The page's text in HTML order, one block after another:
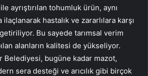
ayrıştırılan tohumluk ürün, aynı
hastalık ve zararlılara karşı
Bu sayede tarımsal verim
alanların kalitesi de yükseliyor.
Belediyesi, bugüne kadar mazot,
sera desteği ve arıcılık gibi birçok